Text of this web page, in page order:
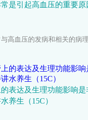
是引起高血压的重要
高血压的发病和相关的病
表达及生理功能影响是
养生（15C）